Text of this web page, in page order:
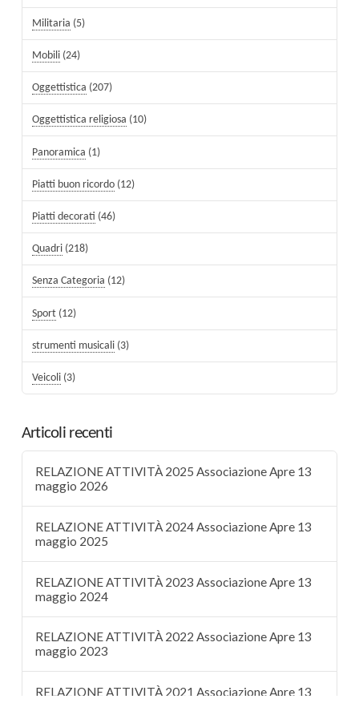
Militaria (5)
Mobili (24)
Oggettistica (207)
Oggettistica religiosa (10)
Panoramica (1)
Piatti buon ricordo (12)
Piatti decorati (46)
Quadri (218)
Senza Categoria (12)
Sport (12)
strumenti musicali (3)
Veicoli (3)
Articoli recenti
RELAZIONE ATTIVITÀ 2025 Associazione Apre 13
maggio 2026
RELAZIONE ATTIVITÀ 2024 Associazione Apre 13
maggio 2025
RELAZIONE ATTIVITÀ 2023 Associazione Apre 13
maggio 2024
RELAZIONE ATTIVITÀ 2022 Associazione Apre 13
maggio 2023
RELAZIONE ATTIVITÀ 2021 Associazione Apre 13